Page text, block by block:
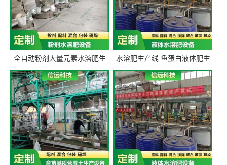
全自动粉剂大量元素水溶肥生
产设备 信远科技肥料生产设备
源头厂家
水溶肥生产线 鱼蛋白液体肥生
产设备 氨基酸液态肥全套设备